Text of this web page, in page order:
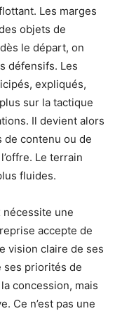
Les marges
objets de
le départ, on
défensifs. Les
expliqués,
sur la tactique
Il devient alors
de contenu ou de
Le terrain
fluides.
nécessite une
accepte de
vision claire de ses
ses priorités de
concession, mais
Ce n’est pas une